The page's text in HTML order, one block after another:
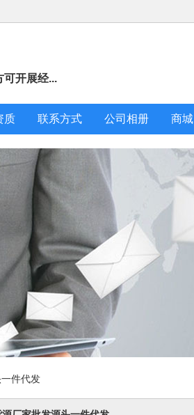
可开展经...
质 联系方式 公司相册 商城
件代发